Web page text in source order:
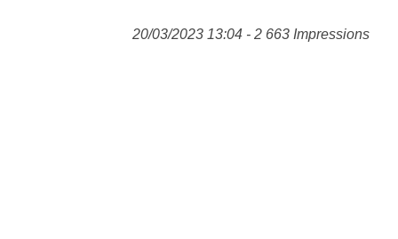
20/03/2023 13:04 - 2 663 Impressions